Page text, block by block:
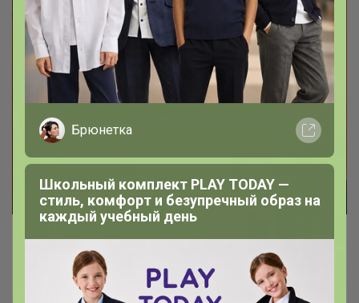
BODO - быть в тренде и
самовыражаться
Самые стилевые фасоны и модные расцветки
Брюнетка
Школьный комплект PLAY TODAY —
стиль, комфорт и безупречный образ на
каждый учебный день